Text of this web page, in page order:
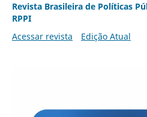
Revista Brasileira de Políticas
RPPI
Acessar revista
Edição Atual